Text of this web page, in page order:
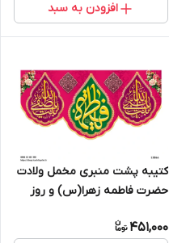
افزودن به سبد
کتیبه پشت منبری مخمل ولادت
حضرت فاطمه زهرا(س) و روز
451,000